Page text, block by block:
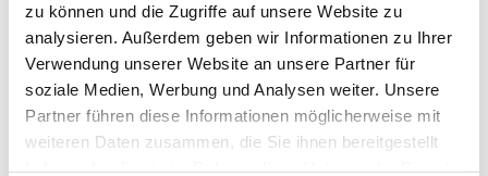
zu können und die Zugriffe auf unsere Website zu
analysieren. Außerdem geben wir Informationen zu Ihrer
Verwendung unserer Website an unsere Partner für
soziale Medien, Werbung und Analysen weiter. Unsere
Partner führen diese Informationen möglicherweise mit
weiteren Daten zusammen, die Sie ihnen bereitgestellt